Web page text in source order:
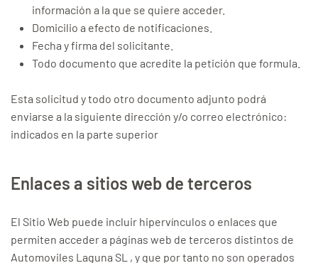
información a la que se quiere acceder.
Domicilio a efecto de notificaciones.
Fecha y firma del solicitante.
Todo documento que acredite la petición que formula.
Esta solicitud y todo otro documento adjunto podrá
enviarse a la siguiente dirección y/o correo electrónico:
indicados en la parte superior
Enlaces a sitios web de terceros
El Sitio Web puede incluir hipervínculos o enlaces que
permiten acceder a páginas web de terceros distintos de
Automoviles Laguna SL , y que por tanto no son operados